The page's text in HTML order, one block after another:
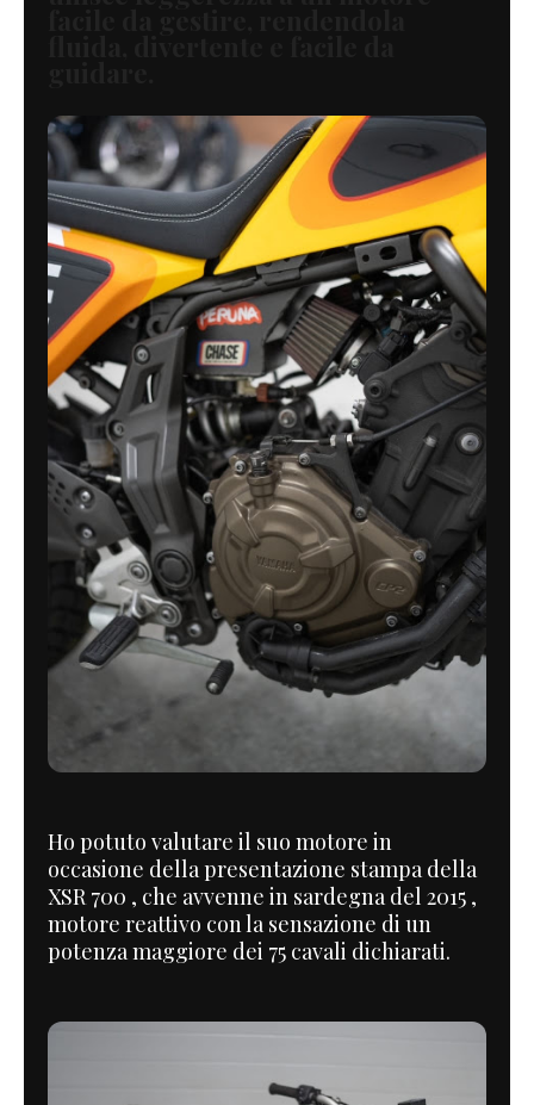
Ho potuto valutare il suo motore in
occasione della presentazione stampa della
XSR 700 , che avvenne in sardegna del 2015 ,
motore reattivo con la sensazione di un
potenza maggiore dei 75 cavali dichiarati.